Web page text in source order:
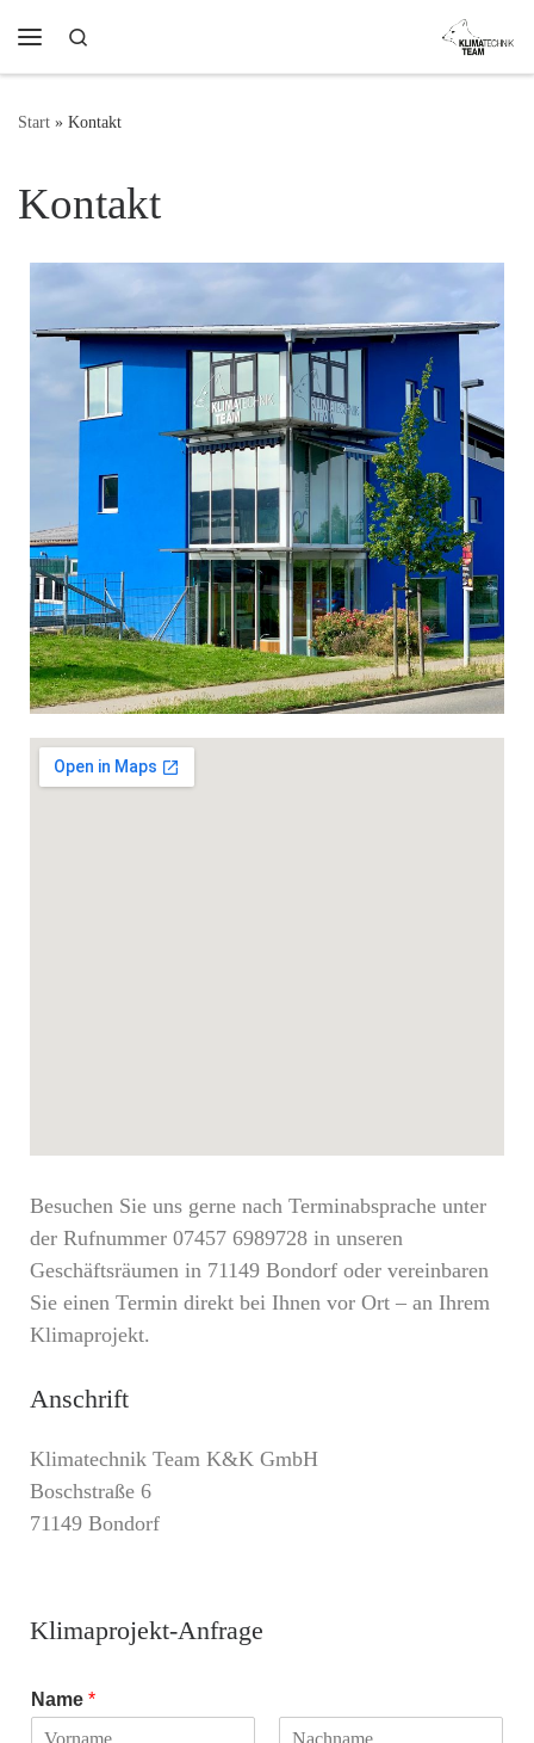
Zum Inhalt springen
Start » Kontakt
Kontakt
Besuchen Sie uns gerne nach Terminabsprache unter
der Rufnummer 07457 6989728 in unseren
Geschäftsräumen in 71149 Bondorf oder vereinbaren
Sie einen Termin direkt bei Ihnen vor Ort – an Ihrem
Klimaprojekt.
Anschrift
Klimatechnik Team K&K GmbH
Boschstraße 6
71149 Bondorf
Klimaprojekt-Anfrage
Name *